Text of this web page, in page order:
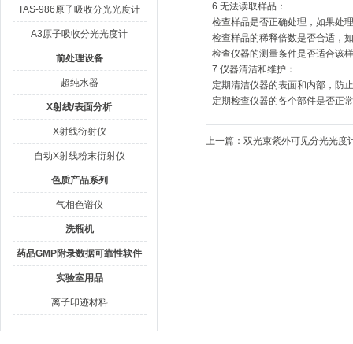
TAS-986原子吸收分光光度计
A3原子吸收分光光度计
前处理设备
超纯水器
X射线/表面分析
X射线衍射仪
自动X射线粉末衍射仪
色质产品系列
气相色谱仪
洗瓶机
药品GMP附录数据可靠性软件
实验室用品
离子印迹材料
6.无法读取样品：
检查样品是否正确处理，如果处理
检查样品的稀释倍数是否合适，如
检查仪器的测量条件是否适合该样
7.仪器清洁和维护：
定期清洁仪器的表面和内部，防止
定期检查仪器的各个部件是否正常
上一篇： 双光束紫外可见分光光度